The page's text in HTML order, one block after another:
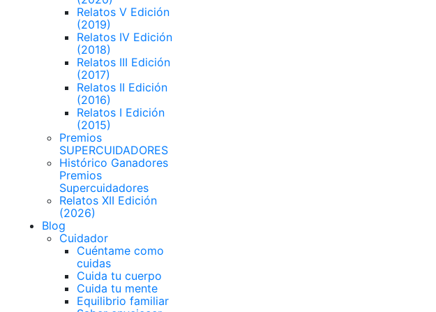
Relatos V Edición
(2019)
Relatos IV Edición
(2018)
Relatos III Edición
(2017)
Relatos II Edición
(2016)
Relatos I Edición
(2015)
Premios
SUPERCUIDADORES
Histórico Ganadores
Premios
Supercuidadores
Relatos XII Edición
(2026)
Blog
Cuidador
Cuéntame como
cuidas
Cuida tu cuerpo
Cuida tu mente
Equilibrio familiar